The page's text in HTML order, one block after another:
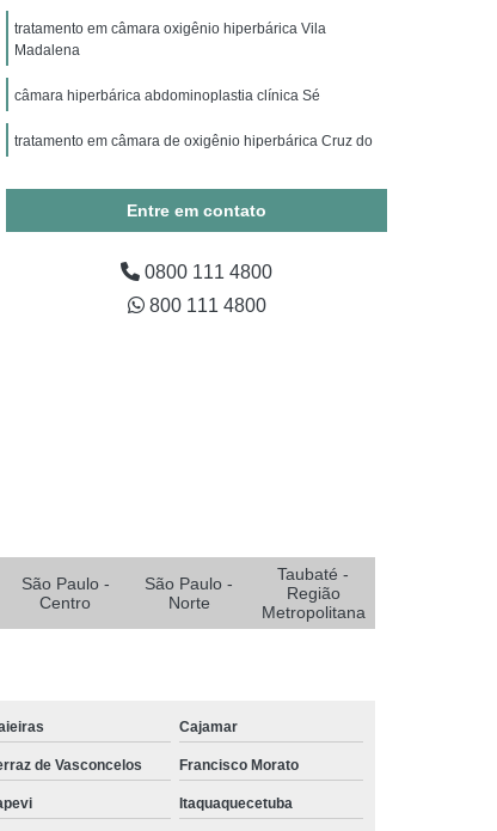
em Campina Grande
Hiperbárica em São Paulo
Hiperbárica em Taubaté
de Feridas
de Feridas
Sessão Câmara Hiperbárica
Sistemas Oxigenoterapia
Oxigenoterapia em João Pessoa
Oxigenoterapia Tratamento Pé Diabético
Tratamento de Feridas Crônicas
Enfermagem em Campina Grande
tratamento em câmara oxigênio hiperbárica Vila
Madalena
câmara hiperbárica abdominoplastia clínica Sé
tratamento em câmara de oxigênio hiperbárica Cruz do
Entre em contato
0800 111 4800
800 111 4800
São Paulo -
Centro
São Paulo -
Norte
Taubaté -
Região
Metropolitana
Cajamar
de Vasconcelos Francisco Morato
Itaquaquecetuba